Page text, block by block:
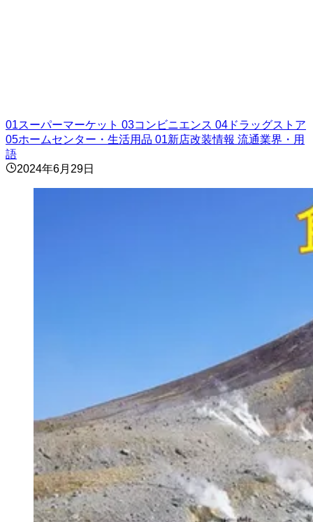
01スーパーマーケット 03コンビニエンス 04ドラッグストア
05ホームセンター・生活用品 01新店改装情報 流通業界・用
語
2024年6月29日